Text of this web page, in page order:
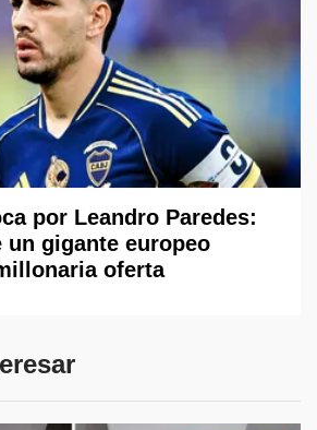
por Leandro Paredes:
un gigante europeo
oferta